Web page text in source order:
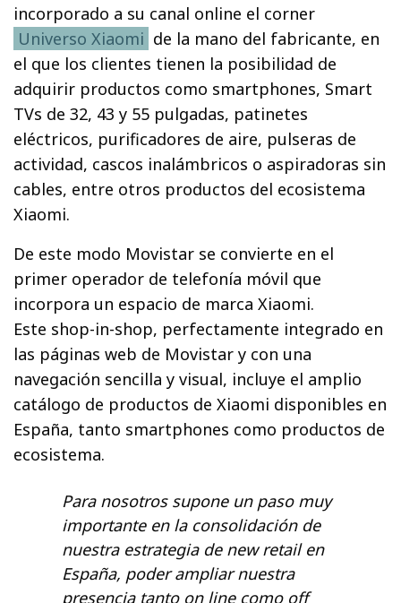
incorporado a su canal online el corner
Universo Xiaomi de la mano del fabricante, en
el que los clientes tienen la posibilidad de
adquirir productos como smartphones, Smart
TVs de 32, 43 y 55 pulgadas, patinetes
eléctricos, purificadores de aire, pulseras de
actividad, cascos inalámbricos o aspiradoras sin
cables, entre otros productos del ecosistema
Xiaomi.
De este modo Movistar se convierte en el
primer operador de telefonía móvil que
incorpora un espacio de marca Xiaomi.
Este shop-in-shop, perfectamente integrado en
las páginas web de Movistar y con una
navegación sencilla y visual, incluye el amplio
catálogo de productos de Xiaomi disponibles en
España, tanto smartphones como productos de
ecosistema.
Para nosotros supone un paso muy
importante en la consolidación de
nuestra estrategia de new retail en
España, poder ampliar nuestra
presencia tanto on line como off